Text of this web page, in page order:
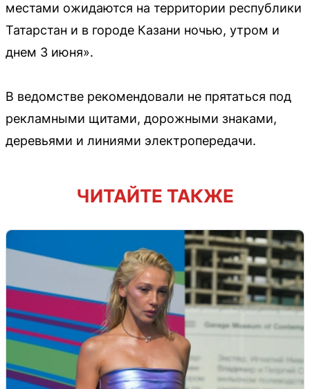
местами ожидаются на территории республики
Татарстан и в городе Казани ночью, утром и
днем 3 июня».
В ведомстве рекомендовали не прятаться под
рекламными щитами, дорожными знаками,
деревьями и линиями электропередачи.
ЧИТАЙТЕ ТАКЖЕ